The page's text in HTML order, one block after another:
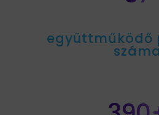
együttműködő
száma